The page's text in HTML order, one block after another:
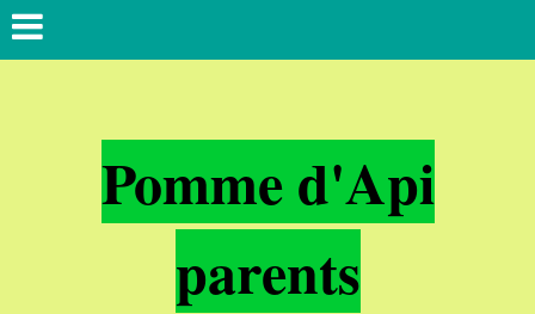
Pomme d'Api
parents